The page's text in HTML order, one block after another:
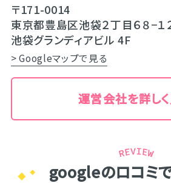
〒171-0014
東京都豊島区池袋２丁目６８−１
池袋グランディアビル 4F
> Googleマップで見る
運営会社を詳し
googleのロコミ